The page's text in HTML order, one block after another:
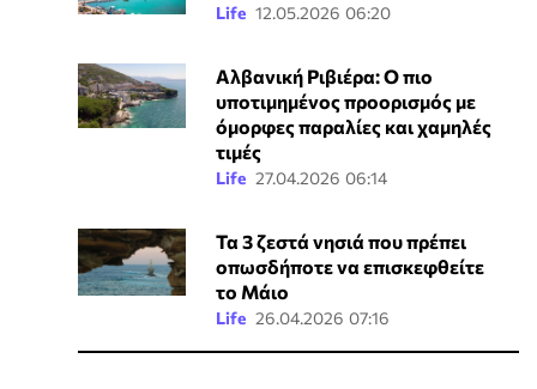
Life 12.05.2026 06:20
Αλβανική Ριβιέρα: Ο πιο
υποτιμημένος προορισμός με
όμορφες παραλίες και χαμηλές
τιμές
Life 27.04.2026 06:14
Τα 3 ζεστά νησιά που πρέπει
οπωσδήποτε να επισκεφθείτε
το Μάιο
Life 26.04.2026 07:16